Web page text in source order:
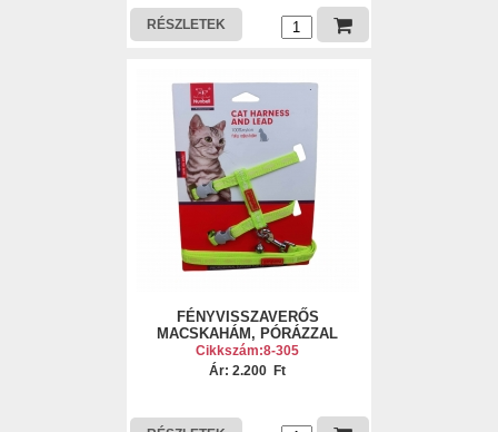
RÉSZLETEK
FÉNYVISSZAVERŐS
MACSKAHÁM, PÓRÁZZAL
Cikkszám:8-305
Ár: 2.200 Ft